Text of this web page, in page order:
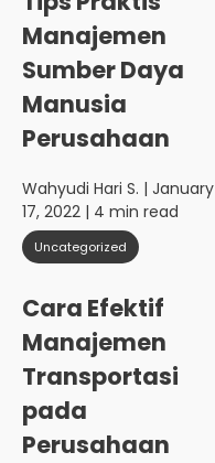
Manajemen
Sumber Daya
Manusia
Perusahaan
Wahyudi Hari S. | January
17, 2022 | 4 min read
Uncategorized
Cara Efektif
Manajemen
Transportasi
pada
Perusahaan